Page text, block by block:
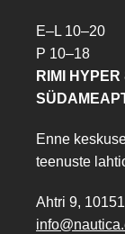
E–L 10–20
P 10–18
RIMI HYPER
Enne
teenuste
Ahtri 9,